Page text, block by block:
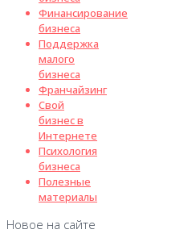
Финансирование
бизнеса
Поддержка
малого
бизнеса
Франчайзинг
Свой
бизнес в
Интернете
Психология
бизнеса
Полезные
материалы
Новое на сайте